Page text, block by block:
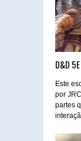
D&D
Este
por
partes